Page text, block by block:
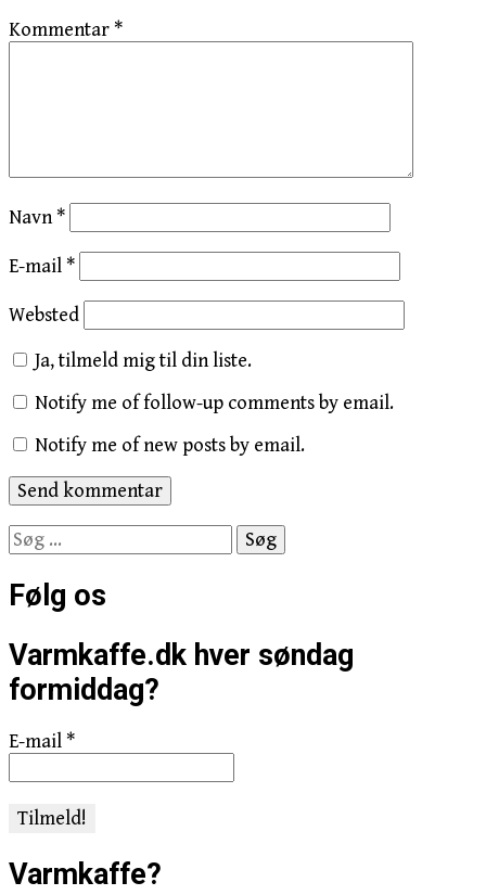
Kommentar*
Navn*
E-mail*
Websted
Ja, tilmeld mig til din liste.
Notify me of follow-up comments by email.
Notify me of new posts by email.
Søg
efter:
Følg os
Varmkaffe.dk hver søndag
formiddag?
E-mail*
Varmkaffe?